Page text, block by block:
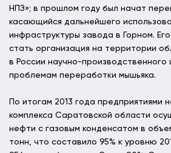
НПЗ»; в прошлом году был начат
касающийся дальнейшего
инфраструктуры завода в Горном.
стать организация на территории
в России научно-производственного
проблемам переработки мышьяка.
По итогам 2013 года предприятиями
комплекса Саратовской области
нефти с газовым конденсатом в
тонн, что составило 95% к уровню